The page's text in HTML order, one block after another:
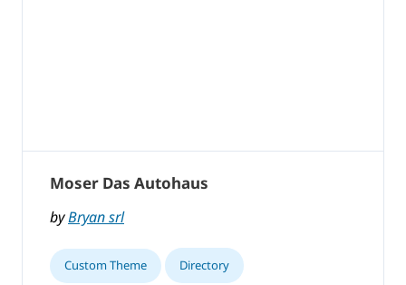
Moser Das Autohaus
byBryan srl
Custom Theme Directory